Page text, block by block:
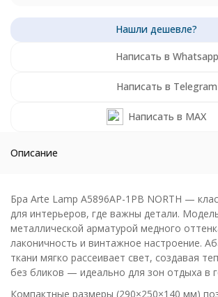
Написать в Whatsapp
Написать в Telegram
Написать в MAX
Описание
Бра Arte Lamp A5896AP-1PB NORTH —
для интерьеров, где важны детали.
металлической арматурой медного
лаконичность и винтажное настроение.
ткани мягко рассеивает свет, создавая
без бликов — идеально для зон отдыха в
Компактные размеры (290×250×140 мм)